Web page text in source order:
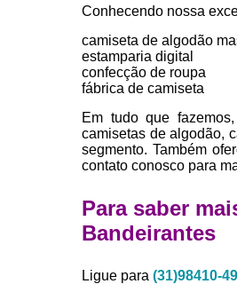
Conhecendo nossa
camiseta de algodão
estamparia digital
confecção de roupa
fábrica de camiseta
Em tudo que
camisetas de algodão,
segmento. Também
contato conosco para
Para saber
Bandeirantes
Ligue para (31)98410-